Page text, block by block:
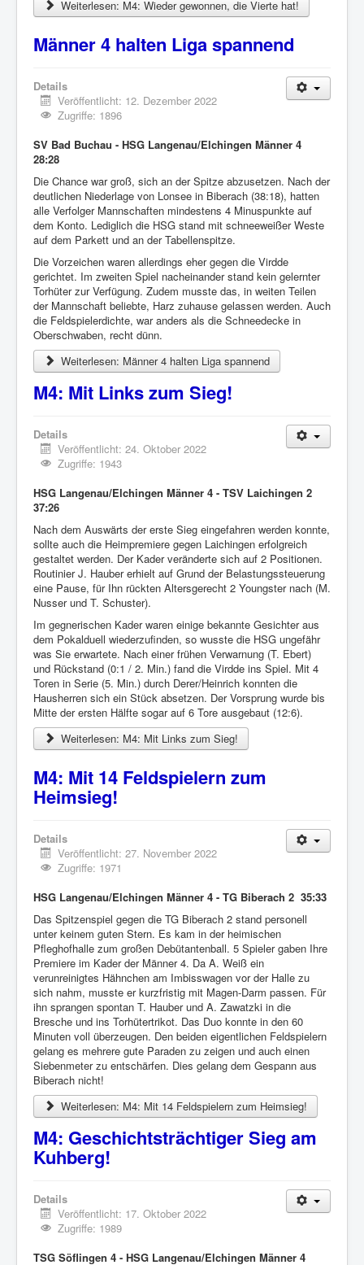
Weiterlesen: M4: Wieder gewonnen, die Vierte hat!
Männer 4 halten Liga spannend
Details
Veröffentlicht: 12. Dezember 2022
Zugriffe: 1896
SV Bad Buchau - HSG Langenau/Elchingen Männer 4
28:28
Die Chance war groß, sich an der Spitze abzusetzen. Nach der
deutlichen Niederlage von Lonsee in Biberach (38:18), hatten
alle Verfolger Mannschaften mindestens 4 Minuspunkte auf
dem Konto. Lediglich die HSG stand mit schneeweißer Weste
auf dem Parkett und an der Tabellenspitze.
Die Vorzeichen waren allerdings eher gegen die Virdde
gerichtet. Im zweiten Spiel nacheinander stand kein gelernter
Torhüter zur Verfügung. Zudem musste das, in weiten Teilen
der Mannschaft beliebte, Harz zuhause gelassen werden. Auch
die Feldspielerdichte, war anders als die Schneedecke in
Oberschwaben, recht dünn.
Weiterlesen: Männer 4 halten Liga spannend
M4: Mit Links zum Sieg!
Details
Veröffentlicht: 24. Oktober 2022
Zugriffe: 1943
HSG Langenau/Elchingen Männer 4 - TSV Laichingen 2
37:26
Nach dem Auswärts der erste Sieg eingefahren werden konnte,
sollte auch die Heimpremiere gegen Laichingen erfolgreich
gestaltet werden. Der Kader veränderte sich auf 2 Positionen.
Routinier J. Hauber erhielt auf Grund der Belastungssteuerung
eine Pause, für Ihn rückten Altersgerecht 2 Youngster nach (M.
Nusser und T. Schuster).
Im gegnerischen Kader waren einige bekannte Gesichter aus
dem Pokalduell wiederzufinden, so wusste die HSG ungefähr
was Sie erwartete. Nach einer frühen Verwarnung (T. Ebert)
und Rückstand (0:1 / 2. Min.) fand die Virdde ins Spiel. Mit 4
Toren in Serie (5. Min.) durch Derer/Heinrich konnten die
Hausherren sich ein Stück absetzen. Der Vorsprung wurde bis
Mitte der ersten Hälfte sogar auf 6 Tore ausgebaut (12:6).
Weiterlesen: M4: Mit Links zum Sieg!
M4: Mit 14 Feldspielern zum
Heimsieg!
Details
Veröffentlicht: 27. November 2022
Zugriffe: 1971
HSG Langenau/Elchingen Männer 4 - TG Biberach 2 35:33
Das Spitzenspiel gegen die TG Biberach 2 stand personell
unter keinem guten Stern. Es kam in der heimischen
Pfleghofhalle zum großen Debütantenball. 5 Spieler gaben Ihre
Premiere im Kader der Männer 4. Da A. Weiß ein
verunreinigtes Hähnchen am Imbisswagen vor der Halle zu
sich nahm, musste er kurzfristig mit Magen-Darm passen. Für
ihn sprangen spontan T. Hauber und A. Zawatzki in die
Bresche und ins Torhütertrikot. Das Duo konnte in den 60
Minuten voll überzeugen. Den beiden eigentlichen Feldspielern
gelang es mehrere gute Paraden zu zeigen und auch einen
Siebenmeter zu entschärfen. Dies gelang dem Gespann aus
Biberach nicht!
Weiterlesen: M4: Mit 14 Feldspielern zum Heimsieg!
M4: Geschichtsträchtiger Sieg am
Kuhberg!
Details
Veröffentlicht: 17. Oktober 2022
Zugriffe: 1989
TSG Söflingen 4 - HSG Langenau/Elchingen Männer 4